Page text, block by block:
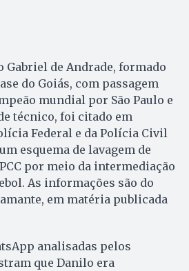
Gabriel de Andrade, formado
do Goiás, com passagem
mundial por São Paulo e
técnico, foi citado em
Federal e da Polícia Civil
esquema de lavagem de
por meio da intermediação
As informações são do
em matéria publicada
analisadas pelos
que Danilo era